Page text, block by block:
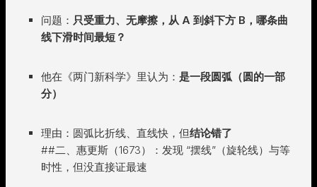
问题： 只受重力、无摩擦，从 A 到斜下方 B，哪条曲
线下滑时间最短？
他在《两门新科学》里认为： 是一段圆弧（圆的一部
分）
理由：圆弧比折线、直线快，但结论错了
##二、惠更斯（1673）：发现 “摆线”（旋轮线）与等
时性，但没直接证最速